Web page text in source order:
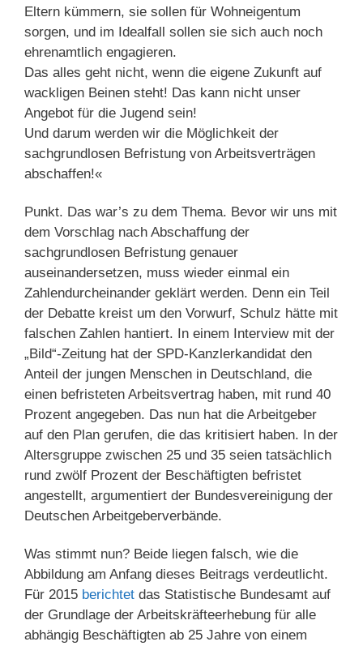
Eltern kümmern, sie sollen für Wohneigentum
sorgen, und im Idealfall sollen sie sich auch noch
ehrenamtlich engagieren.
Das alles geht nicht, wenn die eigene Zukunft auf
wackligen Beinen steht! Das kann nicht unser
Angebot für die Jugend sein!
Und darum werden wir die Möglichkeit der
sachgrundlosen Befristung von Arbeitsverträgen
abschaffen!«
Punkt. Das war’s zu dem Thema. Bevor wir uns mit
dem Vorschlag nach Abschaffung der
sachgrundlosen Befristung genauer
auseinandersetzen, muss wieder einmal ein
Zahlendurcheinander geklärt werden. Denn ein Teil
der Debatte kreist um den Vorwurf, Schulz hätte mit
falschen Zahlen hantiert. In einem Interview mit der
„Bild“-Zeitung hat der SPD-Kanzlerkandidat den
Anteil der jungen Menschen in Deutschland, die
einen befristeten Arbeitsvertrag haben, mit rund 40
Prozent angegeben. Das nun hat die Arbeitgeber
auf den Plan gerufen, die das kritisiert haben. In der
Altersgruppe zwischen 25 und 35 seien tatsächlich
rund zwölf Prozent der Beschäftigten befristet
angestellt, argumentiert der Bundesvereinigung der
Deutschen Arbeitgeberverbände.
Was stimmt nun? Beide liegen falsch, wie die
Abbildung am Anfang dieses Beitrags verdeutlicht.
Für 2015 berichtet das Statistische Bundesamt auf
der Grundlage der Arbeitskräfteerhebung für alle
abhängig Beschäftigten ab 25 Jahre von einem